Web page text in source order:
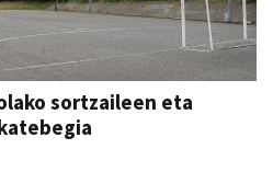
sortzaileen eta